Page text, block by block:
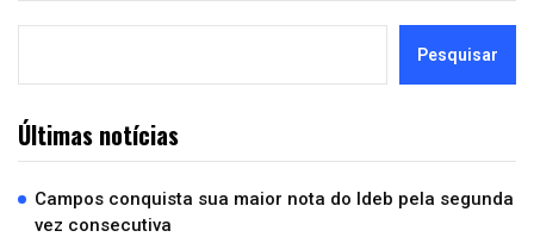
Pesquisar
Últimas notícias
Campos conquista sua maior nota do Ideb pela segunda
vez consecutiva